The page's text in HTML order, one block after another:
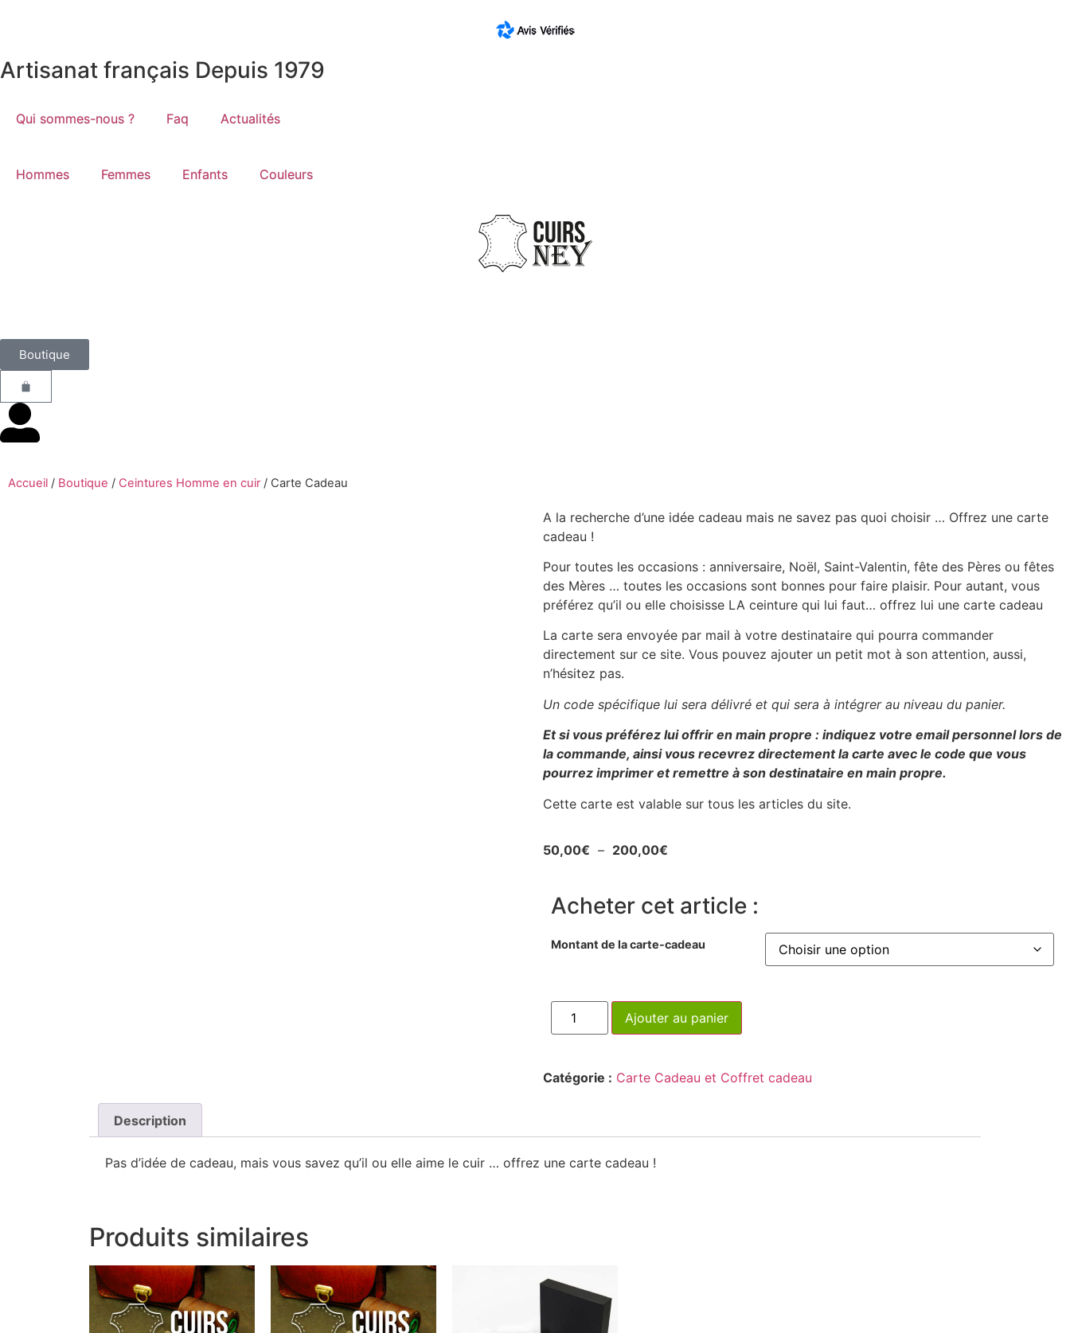
Artisanat français Depuis 1979
Qui sommes-nous ? Faq Actualités
Hommes Femmes Enfants Couleurs
Boutique
Accueil / Boutique / Ceintures Homme en cuir/ Carte Cadeau
A la recherche d’une idée cadeau mais ne savez pas quoi choisir … Offrez une carte
cadeau !
Pour toutes les occasions : anniversaire, Noël, Saint-Valentin, fête des Pères ou fêtes
des Mères … toutes les occasions sont bonnes pour faire plaisir. Pour autant, vous
préférez qu’il ou elle choisisse LA ceinture qui lui faut… offrez lui une carte cadeau
La carte sera envoyée par mail à votre destinataire qui pourra commander
directement sur ce site. Vous pouvez ajouter un petit mot à son attention, aussi,
n’hésitez pas.
Un code spécifique lui sera délivré et qui sera à intégrer au niveau du panier.
Et si vous préférez lui offrir en main propre : indiquez votre email personnel lors de
la commande, ainsi vous recevrez directement la carte avec le code que vous
pourrez imprimer et remettre à son destinataire en main propre.
Cette carte est valable sur tous les articles du site.
50,00€ – 200,00€
Acheter cet article :
Montant de la carte-cadeau
Ajouter au panier
Catégorie : Carte Cadeau et Coffret cadeau
Description
Pas d’idée de cadeau, mais vous savez qu’il ou elle aime le cuir … offrez une carte cadeau !
Produits similaires